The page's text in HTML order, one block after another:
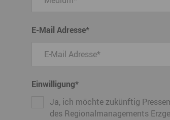
E-Mail Adresse*
Einwilligung*
Ja, ich möchte zukünftig
des Regionalmanagements